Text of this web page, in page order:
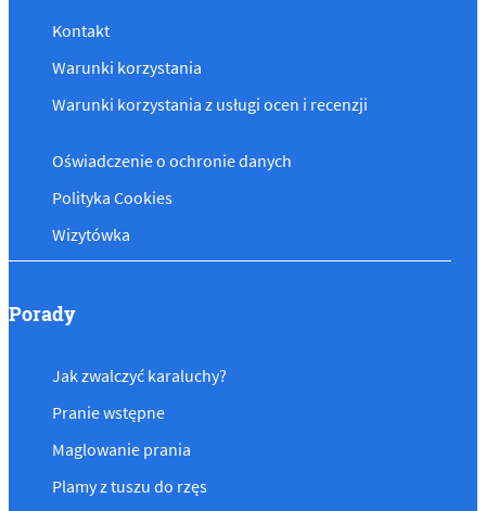
Kontakt
Warunki korzystania
Warunki korzystania z usługi ocen i recenzji
Oświadczenie o ochronie danych
Polityka Cookies
Wizytówka
Porady
Jak zwalczyć karaluchy?
Pranie wstępne
Maglowanie prania
Plamy z tuszu do rzęs